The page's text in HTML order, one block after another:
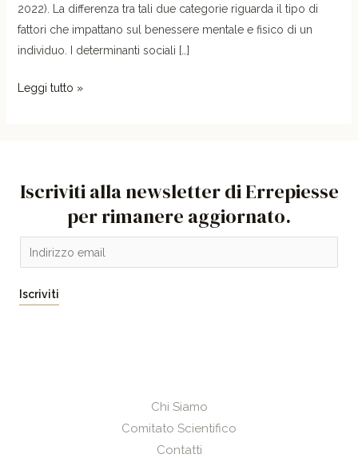
2022). La differenza tra tali due categorie riguarda il tipo di
fattori che impattano sul benessere mentale e fisico di un
individuo. I determinanti sociali […]
Leggi tutto »
Iscriviti alla newsletter di Errepiesse
per rimanere aggiornato.
m
a
i
Iscriviti
Chi Siamo
Comitato Scientifico
Contatti